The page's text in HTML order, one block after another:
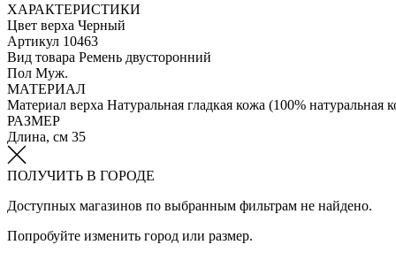
ХАРАКТЕРИСТИКИ
Цвет верха Черный
Артикул 10463
Вид товара Ремень двусторонний
Пол Муж.
МАТЕРИАЛ
Материал верха Натуральная гладкая кожа (100% натуральная
РАЗМЕР
Длина, см 35
ПОЛУЧИТЬ В ГОРОДЕ
Доступных магазинов по выбранным фильтрам не найдено.
Попробуйте изменить город или размер.